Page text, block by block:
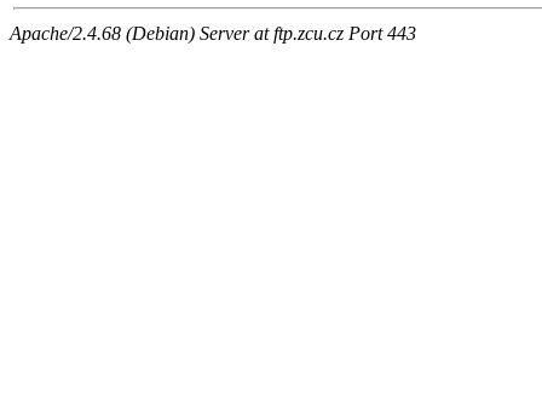
Apache/2.4.68 (Debian) Server at ftp.zcu.cz Port 443